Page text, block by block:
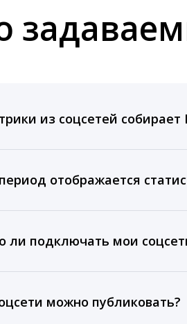
из соцсетей собирает
показываем лучшие
отображается
тарифа Блогер. При оплате
ли подключать мои
третьим лицам.
можно публиковать?